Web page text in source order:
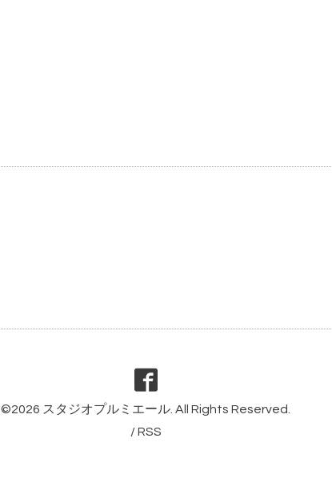
©2026 スタジオプルミエール. All Rights Reserved.
/RSS